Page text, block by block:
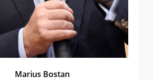
Marius Bostan